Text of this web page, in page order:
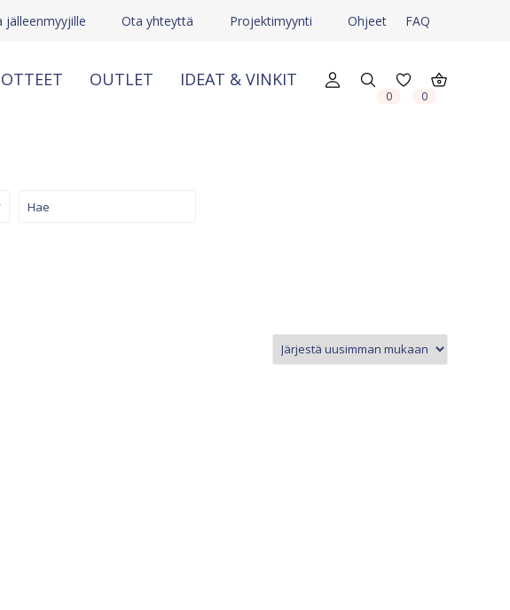
jälleenmyyjille Ota yhteyttä Projektimyynti Ohjeet FAQ
OUTLET IDEAT & VINKIT
0 0